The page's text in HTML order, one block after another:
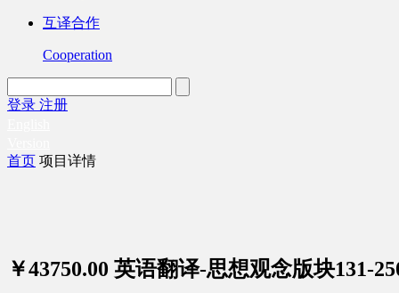
互译合作
Cooperation
登录 注册
首页 项目详情
￥43750.00 英语翻译-思想观念版块131-